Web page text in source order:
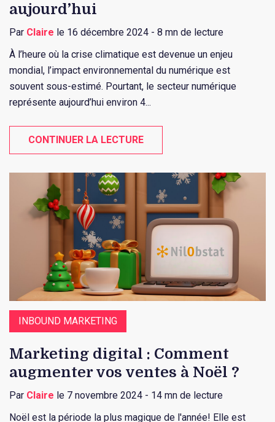
aujourd’hui
Par Claire le 16 décembre 2024 - 8 mn de lecture
À l’heure où la crise climatique est devenue un enjeu
mondial, l’impact environnemental du numérique est
souvent sous-estimé. Pourtant, le secteur numérique
représente aujourd’hui environ 4...
CONTINUER LA LECTURE
INBOUND MARKETING
Marketing digital : Comment
augmenter vos ventes à Noël ?
Par Claire le 7 novembre 2024 - 14 mn de lecture
Noël est la période la plus magique de l'année! Elle est